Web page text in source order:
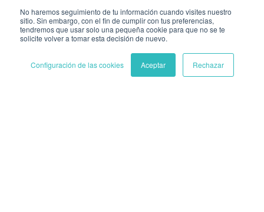
No haremos seguimiento de tu información cuando visites nuestro
sitio. Sin embargo, con el fin de cumplir con tus preferencias,
tendremos que usar solo una pequeña cookie para que no se te
solicite volver a tomar esta decisión de nuevo.
Configuración de las cookies Aceptar Rechazar
ciertos límites de contraste.
Hay algunos que en la paleta RAL que tendrás que
buscar una aproximación a los colores originales.
La recomendación es, si tu proyecto tiene una